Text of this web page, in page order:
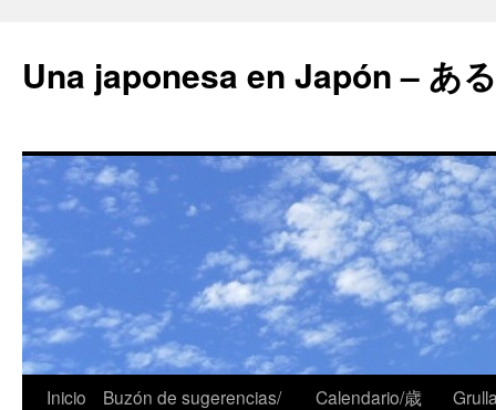
Una japonesa en Japón – あ
Inicio
Buzón de sugerencias/
Calendario/歳